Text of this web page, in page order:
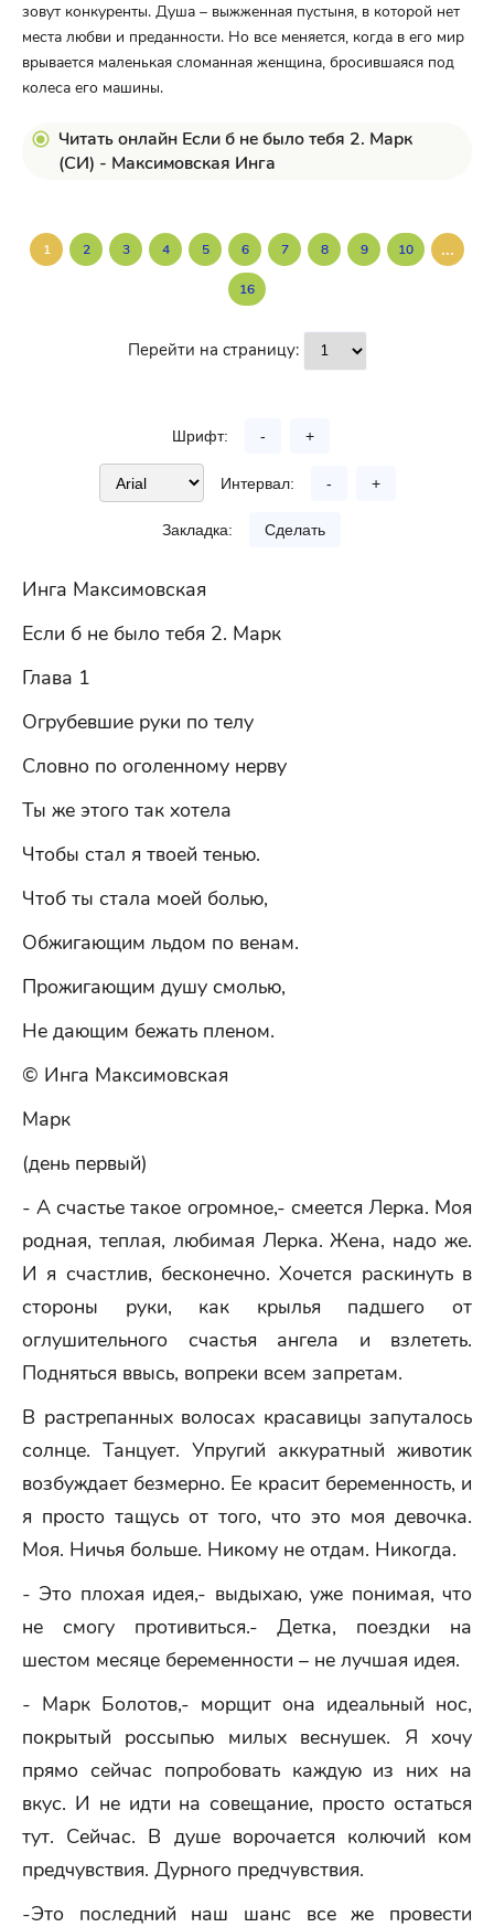
зовут конкуренты. Душа – выжженная пустыня, в которой нет
места любви и преданности. Но все меняется, когда в его мир
врывается маленькая сломанная женщина, бросившаяся под
колеса его машины.
Читать онлайн Если б не было тебя 2. Марк
(СИ) - Максимовская Инга
1 2 3 4 5 6 7 8 9 10 ...
16
Перейти на страницу:
Шрифт: - +
Интервал: - +
Закладка: Сделать
Инга Максимовская
Если б не было тебя 2. Марк
Глава 1
Огрубевшие руки по телу
Словно по оголенному нерву
Ты же этого так хотела
Чтобы стал я твоей тенью.
Чтоб ты стала моей болью,
Обжигающим льдом по венам.
Прожигающим душу смолью,
Не дающим бежать пленом.
© Инга Максимовская
Марк
(день первый)
- А счастье такое огромное,- смеется Лерка. Моя
родная, теплая, любимая Лерка. Жена, надо же.
И я счастлив, бесконечно. Хочется раскинуть в
стороны руки, как крылья падшего от
оглушительного счастья ангела и взлететь.
Подняться ввысь, вопреки всем запретам.
В растрепанных волосах красавицы запуталось
солнце. Танцует. Упругий аккуратный животик
возбуждает безмерно. Ее красит беременность, и
я просто тащусь от того, что это моя девочка.
Моя. Ничья больше. Никому не отдам. Никогда.
- Это плохая идея,- выдыхаю, уже понимая, что
не смогу противиться.- Детка, поездки на
шестом месяце беременности – не лучшая идея.
- Марк Болотов,- морщит она идеальный нос,
покрытый россыпью милых веснушек. Я хочу
прямо сейчас попробовать каждую из них на
вкус. И не идти на совещание, просто остаться
тут. Сейчас. В душе ворочается колючий ком
предчувствия. Дурного предчувствия.
-Это последний наш шанс все же провести